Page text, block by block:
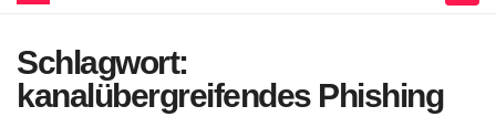
Schlagwort:
kanalübergreifendes Phishing